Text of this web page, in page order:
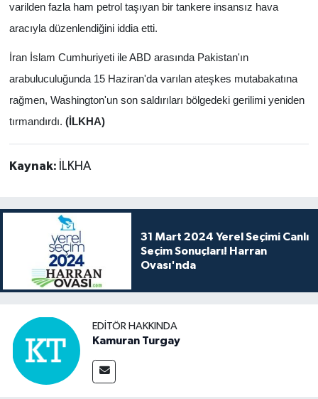
varilden fazla ham petrol taşıyan bir tankere insansız hava
aracıyla düzenlendiğini iddia etti.
İran İslam Cumhuriyeti ile ABD arasında Pakistan'ın
arabuluculuğunda 15 Haziran'da varılan ateşkes mutabakatına
rağmen, Washington'un son saldırıları bölgedeki gerilimi yeniden
tırmandırdı. (İLKHA)
Kaynak: İLKHA
31 Mart 2024 Yerel Seçimi Canlı
Seçim Sonuçları! Harran
Ovası'nda
EDITÖR HAKKINDA
Kamuran Turgay